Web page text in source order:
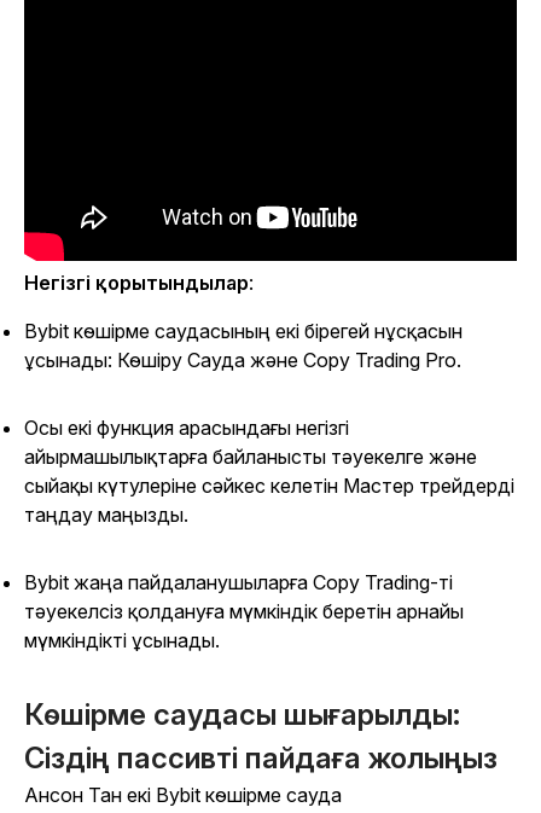
Негізгі қорытындылар:
Bybit көшірме саудасының екі бірегей нұсқасын
ұсынады: Көшіру Сауда және Copy Trading Pro.
Осы екі функция арасындағы негізгі
айырмашылықтарға байланысты тәуекелге және
сыйақы күтулеріне сәйкес келетін Мастер трейдерді
таңдау маңызды.
Bybit жаңа пайдаланушыларға Copy Trading-ті
тәуекелсіз қолдануға мүмкіндік беретін арнайы
мүмкіндікті ұсынады.
Көшірме саудасы шығарылды:
Сіздің пассивті пайдаға жолыңыз
Ансон Тан екі Bybit көшірме сауда